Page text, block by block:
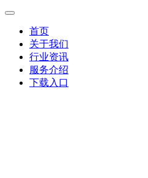
首页
关于我们
行业资讯
服务介绍
下载入口